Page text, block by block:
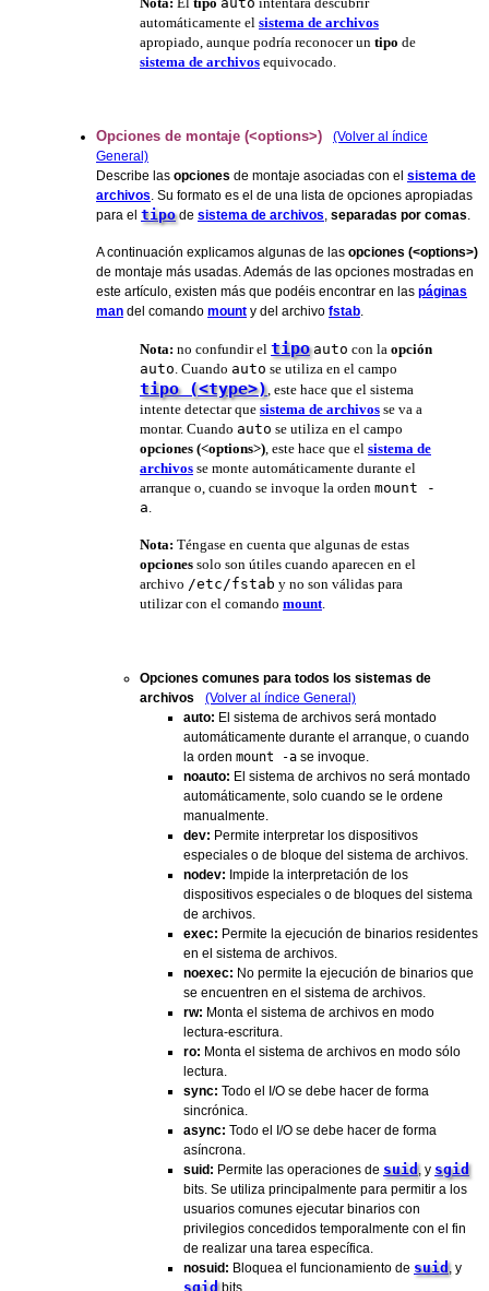
automáticamente el sistema de archivos
apropiado, aunque podría reconocer un tipo de
sistema de archivos equivocado.
Opciones de montaje (<options>)
(Volver al índice
General)
Describe las opciones de montaje asociadas con el sistema de
archivos. Su formato es el de una lista de opciones apropiadas
para el tipode sistema de archivos, separadas por comas.
A continuación explicamos algunas de las opciones (<options>)
de montaje más usadas. Además de las opciones mostradas en
este artículo, existen más que podéis encontrar en las páginas
man del comando mount y del archivo fstab.
Nota: no confundir el tipo auto con la opción
auto . Cuando auto se utiliza en el campo
tipo (<type>) , este hace que el sistema
intente detectar que sistema de archivos se va a
montar. Cuando auto se utiliza en el campo
opciones (<options>) , este hace que el sistema de
archivos se monte automáticamente durante el
arranque o, cuando se invoque la orden mount -
a
Nota: Téngase en cuenta que algunas de estas
opciones solo son útiles cuando aparecen en el
archivo /etc/fstab y no son válidas para
utilizar con el comando mount
Opciones comunes para todos los sistemas de
archivos
(Volver al índice General)
auto: El sistema de archivos será montado
automáticamente durante el arranque, o cuando
la orden mount -a se invoque.
noauto: El sistema de archivos no será montado
automáticamente, solo cuando se le ordene
manualmente.
dev: Permite interpretar los dispositivos
especiales o de bloque del sistema de archivos.
nodev: Impide la interpretación de los
dispositivos especiales o de bloques del sistema
de archivos.
exec: Permite la ejecución de binarios residentes
en el sistema de archivos.
noexec: No permite la ejecución de binarios que
se encuentren en el sistema de archivos.
rw: Monta el sistema de archivos en modo
lectura-escritura.
ro: Monta el sistema de archivos en modo sólo
lectura.
sync: Todo el I/O se debe hacer de forma
sincrónica.
async: Todo el I/O se debe hacer de forma
asíncrona.
suid: Permite las operaciones de suid, y sgid
bits. Se utiliza principalmente para permitir a los
usuarios comunes ejecutar binarios con
privilegios concedidos temporalmente con el fin
de realizar una tarea específica.
nosuid: Bloquea el funcionamiento de suid, y
sgidbits.